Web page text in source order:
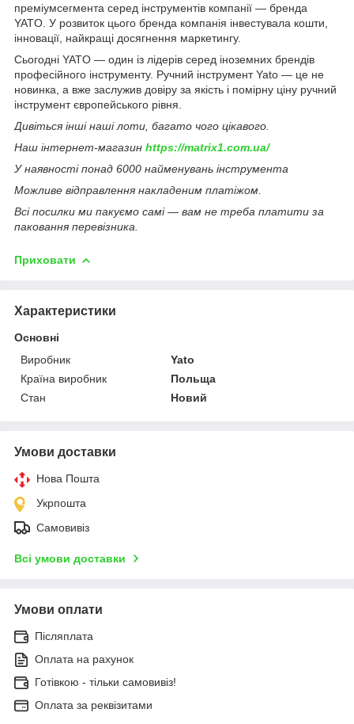
преміумсегмента серед інструментів компанії — бренда
YATO. У розвиток цього бренда компанія інвестувала кошти,
інновації, найкращі досягнення маркетингу.
Сьогодні YATO — один із лідерів серед іноземних брендів
професійного інструменту. Ручний інструмент Yato — це не
новинка, а вже заслужив довіру за якість і помірну ціну ручний
інструмент європейського рівня.
Дивіться інші наші лоти, багато чого цікавого.
Наш інтернет-магазин https://matrix1.com.ua/
У наявності понад 6000 найменувань інструмента
Можливе відправлення накладеним платіжом.
Всі посилки ми пакуємо самі — вам не треба платити за
паковання перевізника.
Приховати
Характеристики
Основні
Виробник
Yato
Країна виробник
Польща
Стан
Новий
Умови доставки
Нова Пошта
Укрпошта
Самовивіз
Всі умови доставки
Умови оплати
Післяплата
Оплата на рахунок
Готівкою - тільки самовивіз!
Оплата за реквізитами